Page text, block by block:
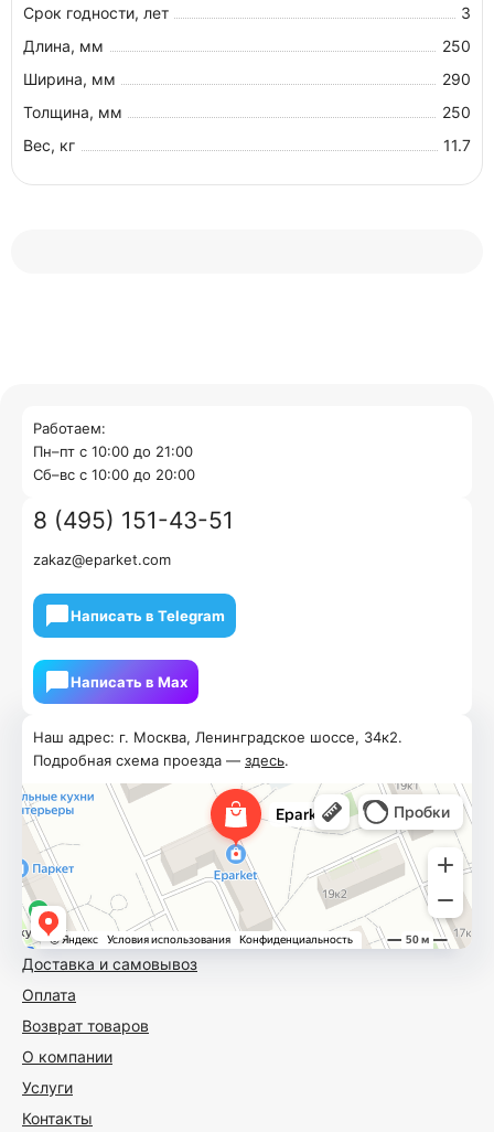
Срок годности, лет
3
Длина, мм
250
Ширина, мм
290
Толщина, мм
250
Вес, кг
11.7
Доставка и самовывоз
Оплата
Возврат товаров
О компании
Услуги
Контакты
Наш адрес: г. Москва, Ленинградское шоссе, 34к2.
Подробная схема проезда — здесь.
Работаем:
Пн–пт с 10:00 до 21:00
Cб–вс с 10:00 до 20:00
8 (495) 151-43-51
zakaz@eparket.com
Написать в Telegram
Написать в Мах